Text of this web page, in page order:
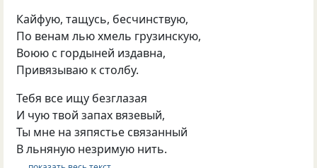
Кайфую, тащусь, бесчинствую,
По венам лью хмель грузинскую,
Воюю с гордыней издавна,
Привязываю к столбу.
Тебя все ищу безглазая
И чую твой запах вязевый,
Ты мне на зяпястье связанный
В льняную незримую нить.